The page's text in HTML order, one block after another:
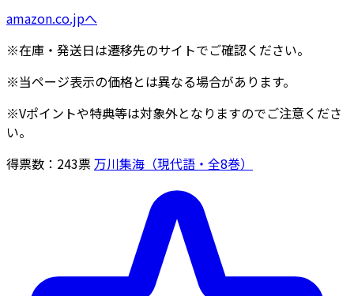
amazon.co.jpへ
※在庫・発送日は遷移先のサイトでご確認ください。
※当ページ表示の価格とは異なる場合があります。
※Vポイントや特典等は対象外となりますのでご注意くださ
い。
得票数： 243票万川集海（現代語・全8巻）